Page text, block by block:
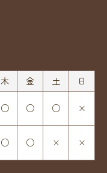
木 金 土
日
○ ○ ○ ×
○ ○ × ×